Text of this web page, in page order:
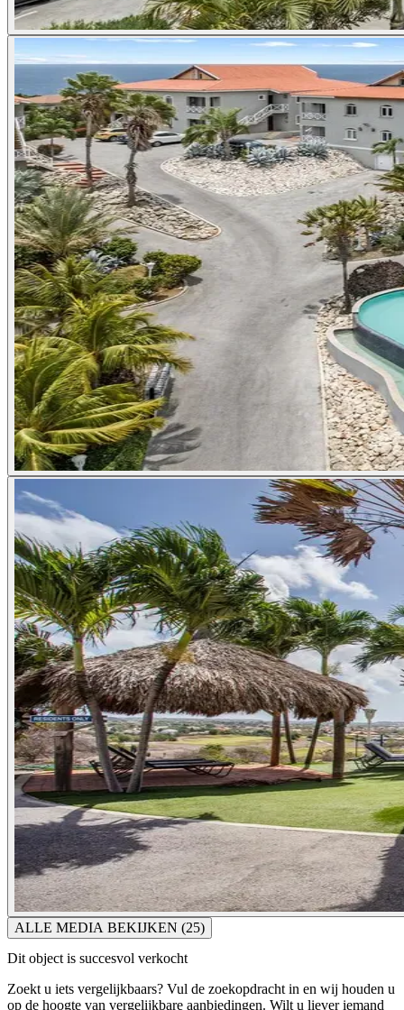
ALLE MEDIA BEKIJKEN (25)
Dit object is succesvol verkocht
Zoekt u iets vergelijkbaars? Vul de zoekopdracht in en wij houden u
op de hoogte van vergelijkbare aanbiedingen. Wilt u liever iemand